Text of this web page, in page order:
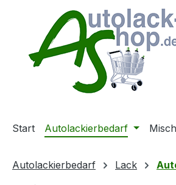
Hauptinhalt springen
Zur Suche springen
Zur Hauptnavigation springen
Start Autolackierbedarf
Autolackierbedarf Lack